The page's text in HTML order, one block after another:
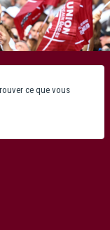
ce que vous